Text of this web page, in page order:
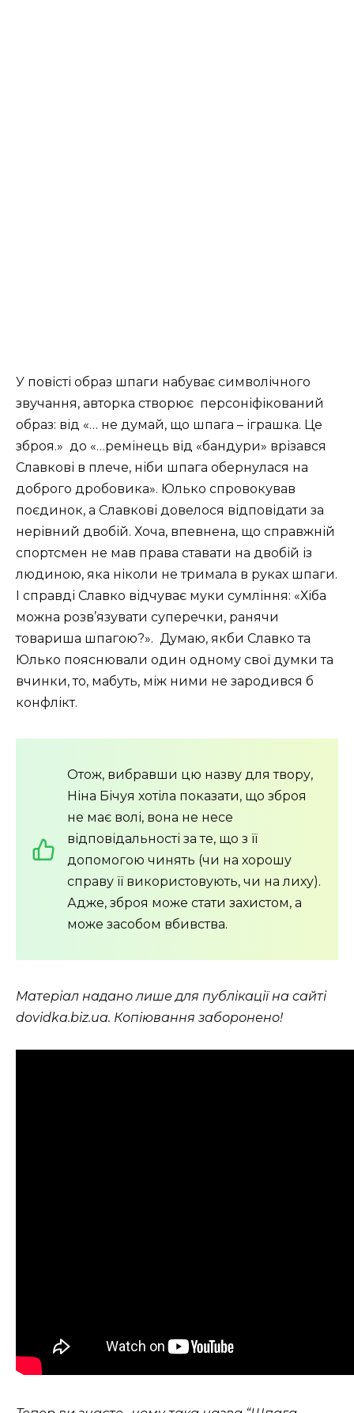
У повісті образ шпаги набуває символічного
звучання, авторка створює персоніфікований
образ: від «… не думай, що шпага – іграшка. Це
зброя.» до «…ремінець від «бандури» врізався
Славкові в плече, ніби шпага обернулася на
доброго дробовика». Юлько спровокував
поєдинок, а Славкові довелося відповідати за
нерівний двобій. Хоча, впевнена, що справжній
спортсмен не мав права ставати на двобій із
людиною, яка ніколи не тримала в руках шпаги.
І справді Славко відчуває муки сумління: «Хіба
можна розв’язувати суперечки, ранячи
товариша шпагою?». Думаю, якби Славко та
Юлько пояснювали один одному свої думки та
вчинки, то, мабуть, між ними не зародився б
конфлікт.
Отож, вибравши цю назву для твору,
Ніна Бічуя хотіла показати, що зброя
не має волі, вона не несе
відповідальності за те, що з її
допомогою чинять (чи на хорошу
справу її використовують, чи на лиху).
Адже, зброя може стати захистом, а
може засобом вбивства.
Матеріал надано лише для публікації на сайті
dovidka.biz.ua. Копіювання заборонено!